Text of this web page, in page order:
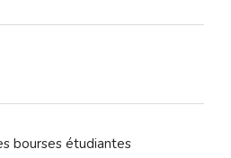
bourses étudiantes